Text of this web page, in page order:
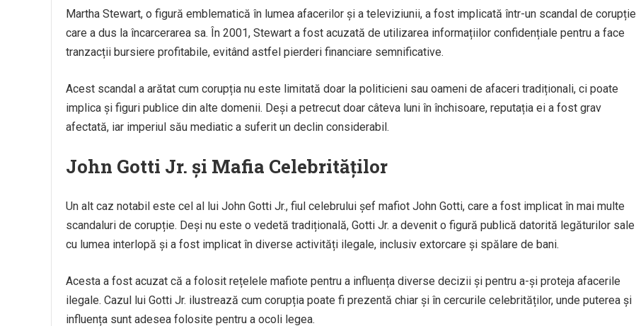
Martha Stewart, o figură emblematică în lumea afacerilor și a televiziunii, a fost implicată într-un scandal de corupție
care a dus la încarcerarea sa. În 2001, Stewart a fost acuzată de utilizarea informațiilor confidențiale pentru a face
tranzacții bursiere profitabile, evitând astfel pierderi financiare semnificative.
Acest scandal a arătat cum corupția nu este limitată doar la politicieni sau oameni de afaceri tradiționali, ci poate
implica și figuri publice din alte domenii. Deși a petrecut doar câteva luni în închisoare, reputația ei a fost grav
afectată, iar imperiul său mediatic a suferit un declin considerabil.
John Gotti Jr. și Mafia Celebrităților
Un alt caz notabil este cel al lui John Gotti Jr., fiul celebrului șef mafiot John Gotti, care a fost implicat în mai multe
scandaluri de corupție. Deși nu este o vedetă tradițională, Gotti Jr. a devenit o figură publică datorită legăturilor sale
cu lumea interlopă și a fost implicat în diverse activități ilegale, inclusiv extorcare și spălare de bani.
Acesta a fost acuzat că a folosit rețelele mafiote pentru a influența diverse decizii și pentru a-și proteja afacerile
ilegale. Cazul lui Gotti Jr. ilustrează cum corupția poate fi prezentă chiar și în cercurile celebrităților, unde puterea și
influența sunt adesea folosite pentru a ocoli legea.